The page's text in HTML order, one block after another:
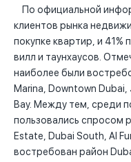
По официальной
клиентов рынка
покупке квартир, и 41%
вилл и таунхаусов.
наиболее были
Marina, Downtown Dubai,
Bay. Между тем, среди
пользовались спросом
Estate, Dubai South, Al
востребован район